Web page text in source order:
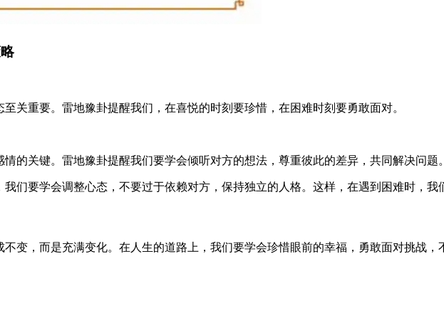
关重要。雷地豫卦提醒我们，在喜悦的时刻要珍惜，在困难时刻要勇敢面对。
的关键。雷地豫卦提醒我们要学会倾听对方的想法，尊重彼此的差异，共同解决问题
们要学会调整心态，不要过于依赖对方，保持独立的人格。这样，在遇到困难时，我
变，而是充满变化。在人生的道路上，我们要学会珍惜眼前的幸福，勇敢面对挑战